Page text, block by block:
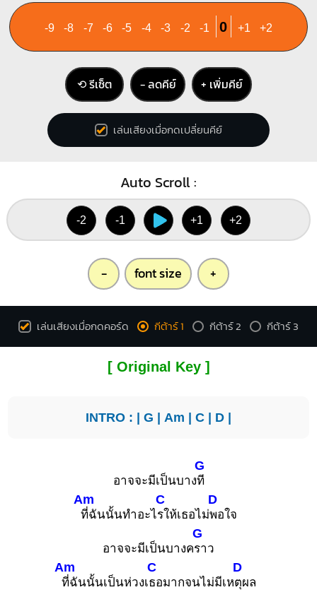
-9 -8 -7 -6 -5 -4 -3 -2 -1 0 +1 +2
⟲ รีเซ็ต − ลดคีย์ + เพิ่มคีย์
เล่นเสียงเมื่อกดเปลี่ยนคีย์
Auto Scroll :
-2 -1 +1 +2
- font size +
เล่นเสียงเมื่อกดคอร์ด กีต้าร์ 1 กีต้าร์ 2 กีต้าร์ 3
[ Original Key ]
INTRO : | G | Am | C | D |
อาจจะมีเป็นบาง
G
ที
Am
ที่ฉันนั้นทําอะไ
C
รให้เธอไม่
D
พอใจ
อาจจะมีเป็นบางค
G
ราว
Am
ที่ฉันนั้นเป็นห่วงเ
C
ธอมากจนไม่มีเห
D
ตุผล